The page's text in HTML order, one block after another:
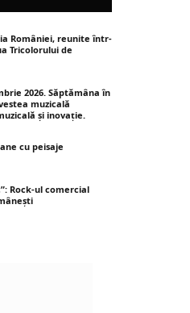
României, reunite într-
Tricolorului de
2026. Săptămâna în
muzicală
și inovație.
cu peisaje
Rock-ul comercial